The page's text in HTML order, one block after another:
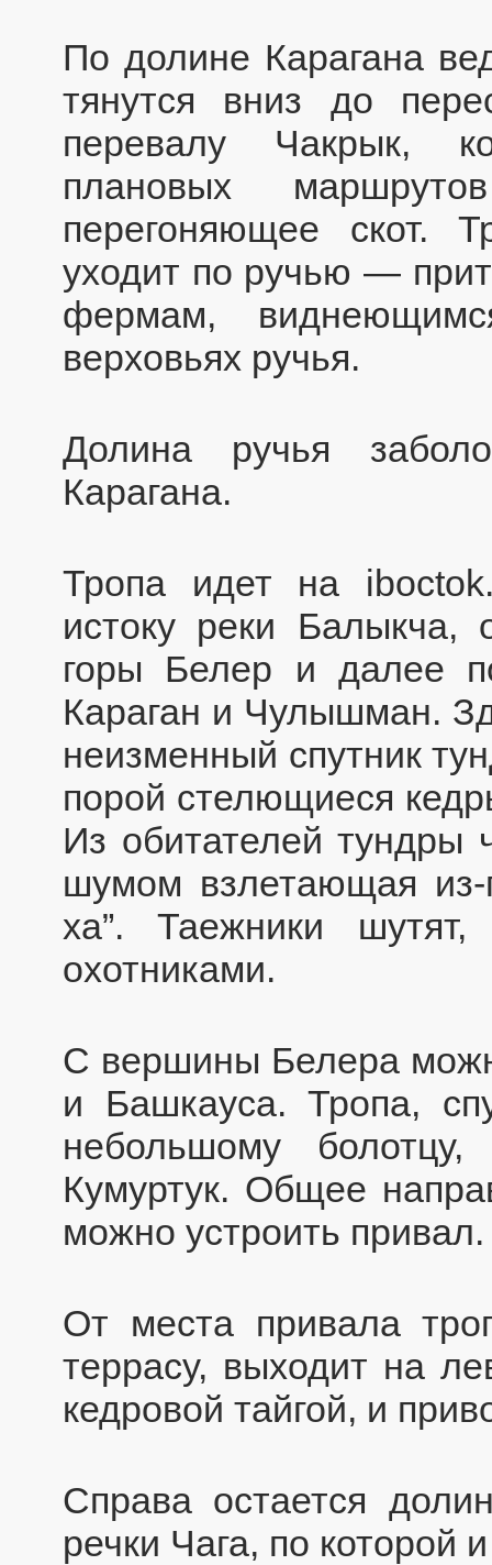
По долине Карагана
тянутся вниз до
перевалу Чакрык,
плановых
перегоняющее скот.
уходит по ручью —
фермам,
верховьях ручья.
Долина ручья
Карагана.
Тропа идет на
истоку реки Балыкча,
горы Белер и далее
Караган и Чулышман.
неизменный спутник
порой стелющиеся
Из обитателей тундры
шумом взлетающая из-
ха”. Таежники
охотниками.
С вершины Белера
и Башкауса. Тропа,
небольшому
Кумуртук. Общее
можно устроить привал.
От места привала
террасу, выходит на
кедровой тайгой, и
Справа остается
речки Чага, по которой